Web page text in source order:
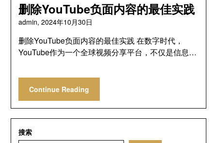
删除YouTube负面内容的最佳实践
admin,2024年10月30日
删除YouTube负面内容的最佳实践 在数字时代，
YouTube作为一个全球视频分享平台，不仅是信息…
Continue Reading
搜索